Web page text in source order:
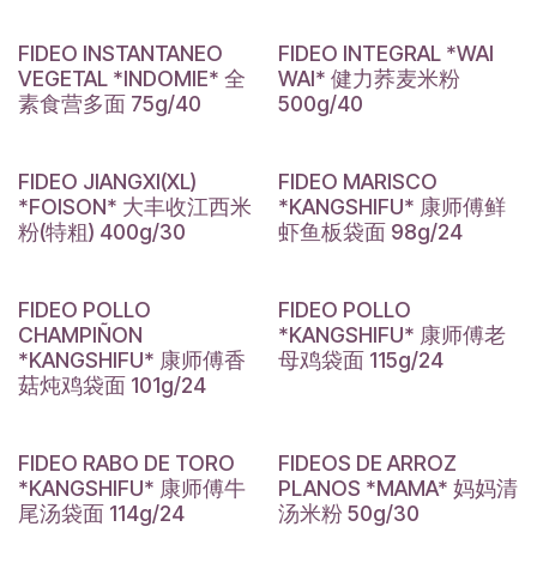
FIDEO INSTANTANEO
VEGETAL *INDOMIE* 全
素食营多面 75g/40
FIDEO INTEGRAL *WAI
WAI* 健力荞麦米粉
500g/40
FIDEO JIANGXI(XL)
*FOISON* 大丰收江西米
粉(特粗) 400g/30
FIDEO MARISCO
*KANGSHIFU* 康师傅鲜
虾鱼板袋面 98g/24
FIDEO POLLO
CHAMPIÑON
*KANGSHIFU* 康师傅香
菇炖鸡袋面 101g/24
FIDEO POLLO
*KANGSHIFU* 康师傅老
母鸡袋面 115g/24
FIDEO RABO DE TORO
*KANGSHIFU* 康师傅牛
尾汤袋面 114g/24
FIDEOS DE ARROZ
PLANOS *MAMA* 妈妈清
汤米粉 50g/30